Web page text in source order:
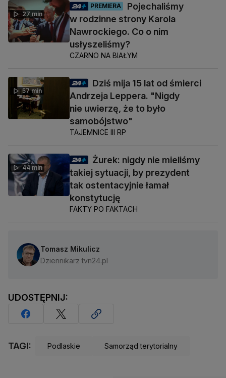
27 min
PREMIERA
Pojechaliśmy
w rodzinne strony Karola
Nawrockiego. Co o nim
usłyszeliśmy?
CZARNO NA BIAŁYM
57 min
Dziś mija 15 lat od śmierci
Andrzeja Leppera. "Nigdy
nie uwierzę, że to było
samobójstwo"
TAJEMNICE III RP
44 min
Żurek: nigdy nie mieliśmy
takiej sytuacji, by prezydent
tak ostentacyjnie łamał
konstytucję
FAKTY PO FAKTACH
Tomasz Mikulicz
Dziennikarz tvn24.pl
UDOSTĘPNIJ:
TAGI: Podlaskie Samorząd terytorialny